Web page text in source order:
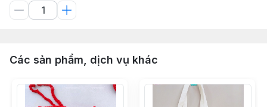
Các sản phẩm, dịch vụ khác